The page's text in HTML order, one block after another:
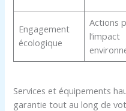
Engagement
écologique
Actions
l’impact
Services et équipements
garantie tout au long de